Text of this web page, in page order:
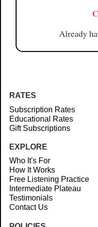
Already
RATES
Subscription Rates
Educational Rates
Gift Subscriptions
EXPLORE
Who It's For
How It Works
Free Listening Practice
Intermediate Plateau
Testimonials
Contact Us